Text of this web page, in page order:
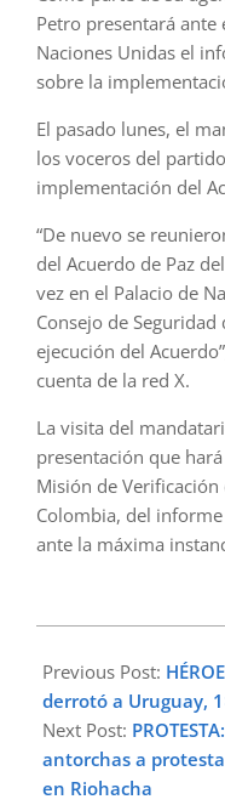
Petro presentará ante
Naciones Unidas el
sobre la
El pasado lunes, el
los voceros del
implementación del
“De nuevo se
del Acuerdo de Paz
vez en el Palacio de
Consejo de
ejecución del
cuenta de la red X.
La visita del
presentación que
Misión de Verificación
Colombia, del
ante la máxima
07-
11
Previous Post:
derrotó a Uruguay,
Next Post:
antorchas a
en Riohacha